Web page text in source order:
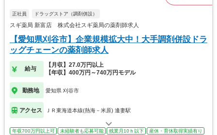
正社員 ドラッグストア（調剤併設）
スギ薬局 新富店 株式会社スギ薬局の薬剤師求人
【愛知県刈谷市】企業規模拡大中！大手調剤併設ドラ
ッグチェーンの薬剤師求人
給与
【月収】27.0万円以上
【年収】400万円～740万円モデル
勤務地 愛知県 刈谷市
アクセス ＪＲ東海道本線(熱海－米原) 逢妻駅
年収700万円以上可 未経験者も応募可能 残業月10ｈ以下
産休・育休取得実績有り